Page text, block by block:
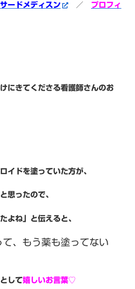
サードメディスン ／ プロフィ
にきてくださる看護師さんのお
イドを塗っていた方が、
思ったので、
よね」と伝えると、
て、もう薬も塗ってない
して嬉しいお言葉♡